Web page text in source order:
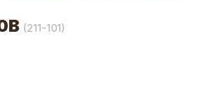
(211-101)